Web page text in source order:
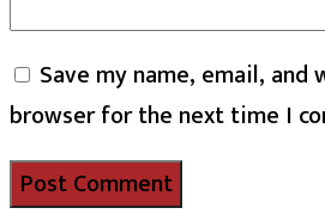
Save my name, email,
browser for the next time I